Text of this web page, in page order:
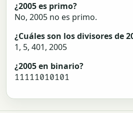
¿2005 es primo?
No, 2005 no es primo.
¿Cuáles son los divisores de
1, 5, 401, 2005
¿2005 en binario?
11111010101